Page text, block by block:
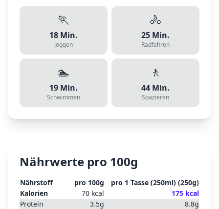
🏃
18 Min.
Joggen
🚴
25 Min.
Radfahren
🏊
19 Min.
Schwimmen
🚶
44 Min.
Spazieren
Nährwerte pro 100g
Nährstoff pro 100g pro 1 Tasse (250ml) (250g)
Kalorien
70 kcal 175 kcal
Protein
3.5g 8.8g